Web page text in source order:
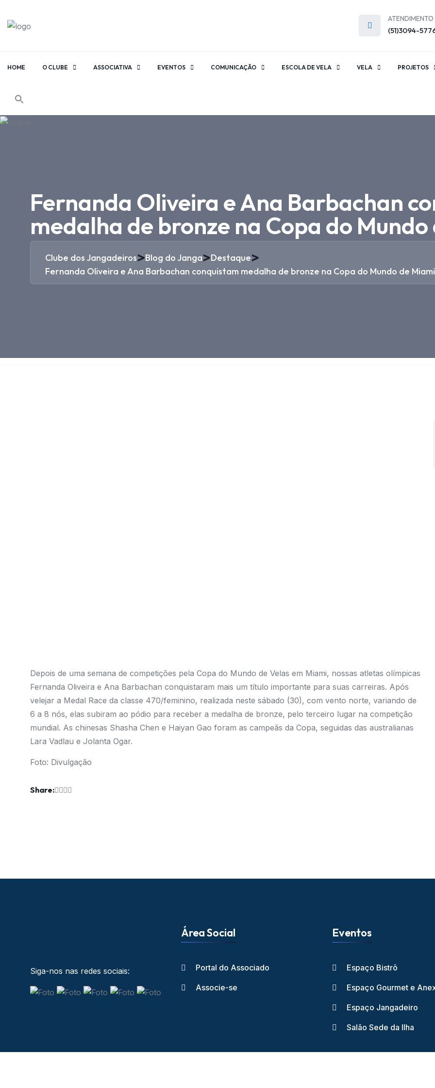
ATENDIMENTO
(51)3094-
HOME O CLUBE ASSOCIATIVA EVENTOS COMUNICAÇÃO ESCOLA DE VELA VELA PROJETOS
Fernanda Oliveira e Ana Barbachan
medalha de bronze na Copa do
Clube dos Jangadeiros>Blog do Janga>Destaque>
Fernanda Oliveira e Ana Barbachan conquistam medalha de bronze na Copa do Mundo de Miami
Depois de uma semana de competições pela Copa do Mundo de Velas em Miami, nossas atletas olímpicas
Fernanda Oliveira e Ana Barbachan conquistaram mais um título importante para suas carreiras. Após
velejar a Medal Race da classe 470/feminino, realizada neste sábado (30), com vento norte, variando de
6 a 8 nós, elas subiram ao pódio para receber a medalha de bronze, pelo terceiro lugar na competição
mundial. As chinesas Shasha Chen e Haiyan Gao foram as campeãs da Copa, seguidas das australianas
Lara Vadlau e Jolanta Ogar.
Foto: Divulgação
Share:
Siga-nos nas redes sociais:
Área Social
Portal do Associado
Associe-se
Eventos
Espaço Bistrô
Espaço Gourmet e
Espaço Jangadeiro
Salão Sede da Ilha